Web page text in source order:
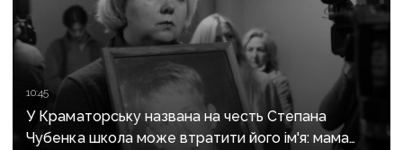
10:45
У Краматорську названа на честь Степана
Чубенка школа може втратити його ім'я: мама